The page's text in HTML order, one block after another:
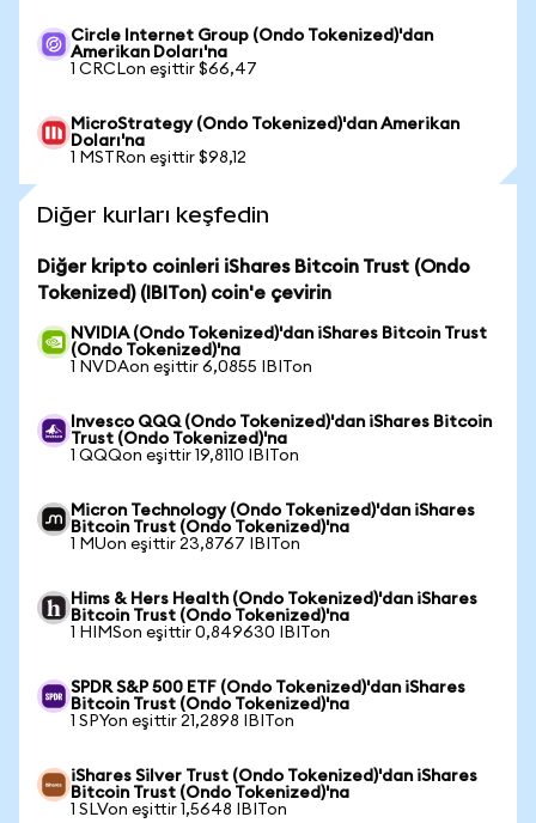
Circle Internet Group (Ondo Tokenized)'dan
Amerikan Doları'na
1 CRCLon eşittir $66,47
MicroStrategy (Ondo Tokenized)'dan Amerikan
Doları'na
1 MSTRon eşittir $98,12
Diğer kurları keşfedin
Diğer kripto coinleri iShares Bitcoin Trust (Ondo
Tokenized) (IBITon) coin'e çevirin
NVIDIA (Ondo Tokenized)'dan iShares Bitcoin Trust
(Ondo Tokenized)'na
1 NVDAon eşittir 6,0855 IBITon
Invesco QQQ (Ondo Tokenized)'dan iShares Bitcoin
Trust (Ondo Tokenized)'na
1 QQQon eşittir 19,8110 IBITon
Micron Technology (Ondo Tokenized)'dan iShares
Bitcoin Trust (Ondo Tokenized)'na
1 MUon eşittir 23,8767 IBITon
Hims & Hers Health (Ondo Tokenized)'dan iShares
Bitcoin Trust (Ondo Tokenized)'na
1 HIMSon eşittir 0,849630 IBITon
SPDR S&P 500 ETF (Ondo Tokenized)'dan iShares
Bitcoin Trust (Ondo Tokenized)'na
1 SPYon eşittir 21,2898 IBITon
iShares Silver Trust (Ondo Tokenized)'dan iShares
Bitcoin Trust (Ondo Tokenized)'na
1 SLVon eşittir 1,5648 IBITon